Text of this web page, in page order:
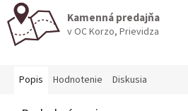
Kamenná predajňa
v OC Korzo, Prievidza
Popis Hodnotenie Diskusia